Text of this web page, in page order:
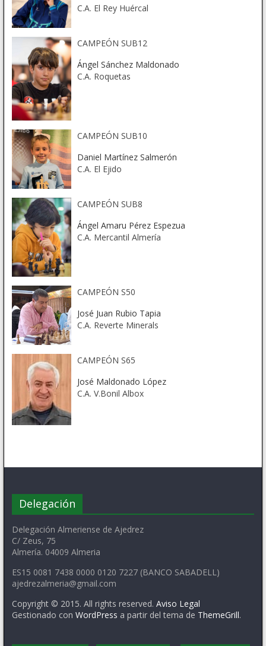
C.A. El Rey Huércal
CAMPEÓN SUB12
Ángel Sánchez Maldonado
C.A. Roquetas
CAMPEÓN SUB10
Daniel Martínez Salmerón
C.A. El Ejido
CAMPEÓN SUB8
Ángel Amaru Pérez Espezua
C.A. Mercantil Almería
CAMPEÓN S50
José Juan Rubio Tapia
C.A. Reverte Minerals
CAMPEÓN S65
José Maldonado López
C.A. V.Bonil Albox
Delegación
Delegación Almeriense de Ajedrez
C/ Zeus, 75
Almería. 04009 Almeria
ES15 0081 7438 0000 0120 7227 (BANCO SABADELL)
ajedrezalmeria@gmail.com
Copyright © 2015. All rights reserved. Aviso Legal
Gestionado con WordPress a partir del tema de ThemeGrill.